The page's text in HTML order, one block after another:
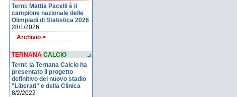
Terni: Mattia Pacelli è il
campione nazionale delle
Olimpiadi di Statistica 2026
28/1/2026
Archivio >
TERNANA CALCIO
Terni: la Ternana Calcio ha
presentato il progetto
definitivo del nuovo stadio
"Liberati" e della Clinica
8/2/2022